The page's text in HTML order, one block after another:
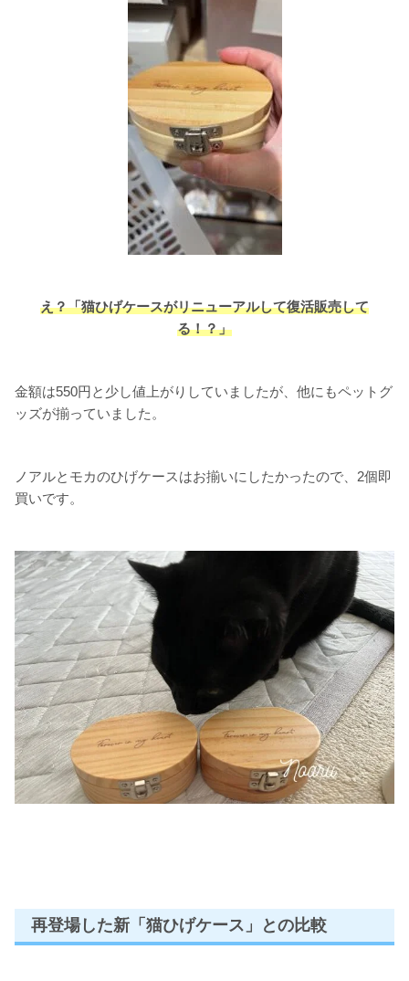
え？「猫ひげケースがリニューアルして復活販売して
る！？」
金額は550円と少し値上がりしていましたが、他にもペットグ
ッズが揃っていました。
ノアルとモカのひげケースはお揃いにしたかったので、2個即
買いです。
再登場した新「猫ひげケース」との比較